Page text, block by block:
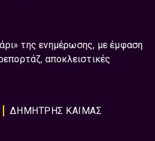
της ενημέρωσης, με έμφαση
αποκλειστικές
ΔΗΜΗΤΡΗΣ ΚΑΙΜΑΣ